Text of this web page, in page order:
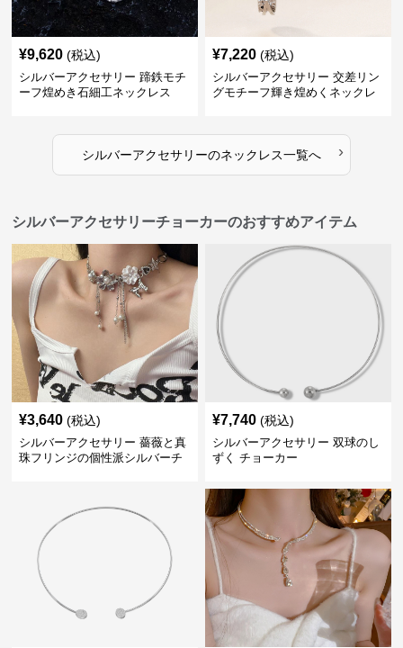
¥9,620 (税込)
シルバーアクセサリー 蹄鉄モチ
ーフ煌めき石細工ネックレス
¥7,220 (税込)
シルバーアクセサリー 交差リン
グモチーフ輝き煌めくネックレ
シルバーアクセサリーのネックレス一覧へ ›
シルバーアクセサリーチョーカーのおすすめアイテム
¥3,640 (税込)
シルバーアクセサリー 薔薇と真
珠フリンジの個性派シルバーチ
¥7,740 (税込)
シルバーアクセサリー 双球のし
ずく チョーカー